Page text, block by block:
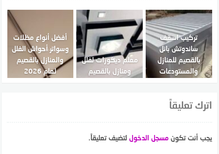
تركيب اسقف
ساندوتش بانل
بالقصيم للمنازل
والمستودعات
معلم ديكورات لفلل
ومنازل بالقصيم
أفضل أنواع مظلات
وسواتر أحواش الفلل
والمنازل بالقصيم
لعام 2026
اترك تعليقاً
يجب أنت تكونمسجل الدخول لتضيف تعليقاً.